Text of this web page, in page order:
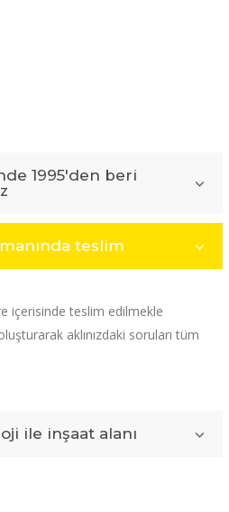
1995'den beri
teslim
içerisinde teslim edilmekle
aklınızdaki soruları tüm
ile inşaat alanı